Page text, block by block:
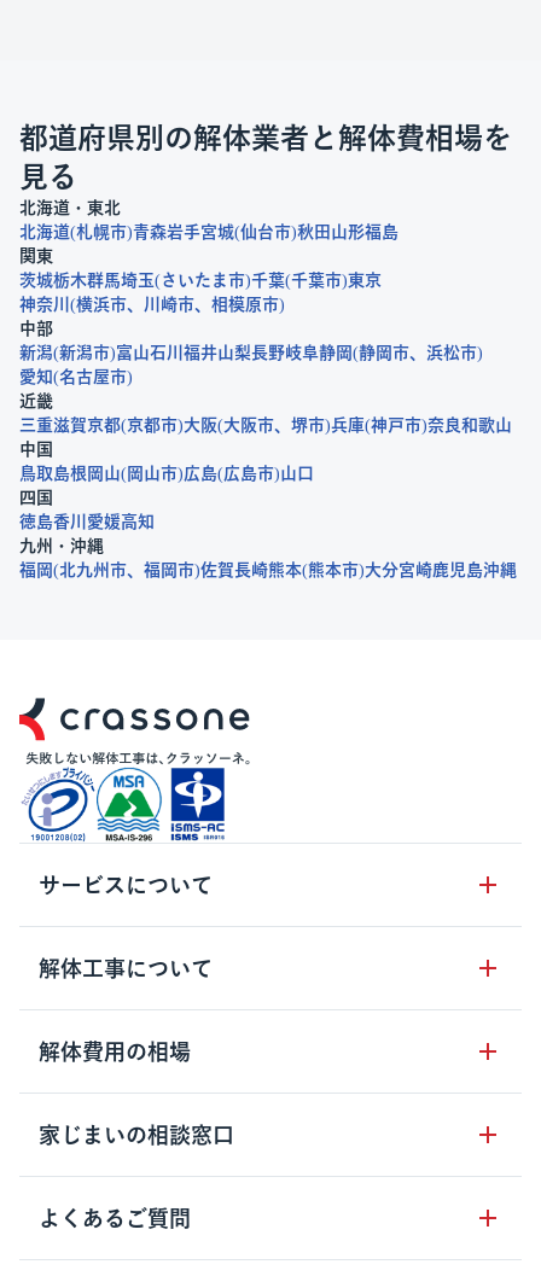
都道府県別の解体業者と解体費相場を
見る
北海道・東北
北海道 札幌市 青森岩手宮城 仙台市 秋田 山形福島
関東
茨城栃木群馬埼玉 さいたま市 千葉 千葉市 東京
神奈川
横浜市 川崎市
相模原市
中部
新潟 新潟市 富山石川 福井山梨長野岐阜静岡 静岡市
浜松市
愛知 名古屋市
近畿
三重滋賀京都 京都市 大阪 大阪市 堺市 兵庫 神戸市 奈良和歌山
中国
鳥取 島根 岡山 岡山市 広島 広島市 山口
四国
徳島香川 愛媛高知
九州・沖縄
福岡 北九州市 福岡市 佐賀長崎熊本 熊本市 大分宮崎鹿児島沖縄
サービスについて
サービスの流れ
サービスのメリット
クラッソーネの自治体連携
解体工事について
解体工事の基礎知識
解体工事に関わる法律
用語集
解体費用の相場
木造住宅の相場
鉄骨造住宅の相場
RC造住宅の相場
家じまいの相談窓口
家じまいの相談窓口
よくあるご質問